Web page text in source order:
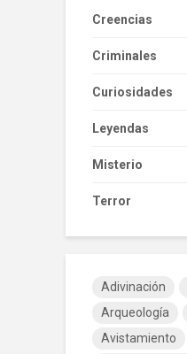
Creencias
Criminales
Curiosidades
Leyendas
Misterio
Terror
Adivinación
Arqueología
Avistamiento